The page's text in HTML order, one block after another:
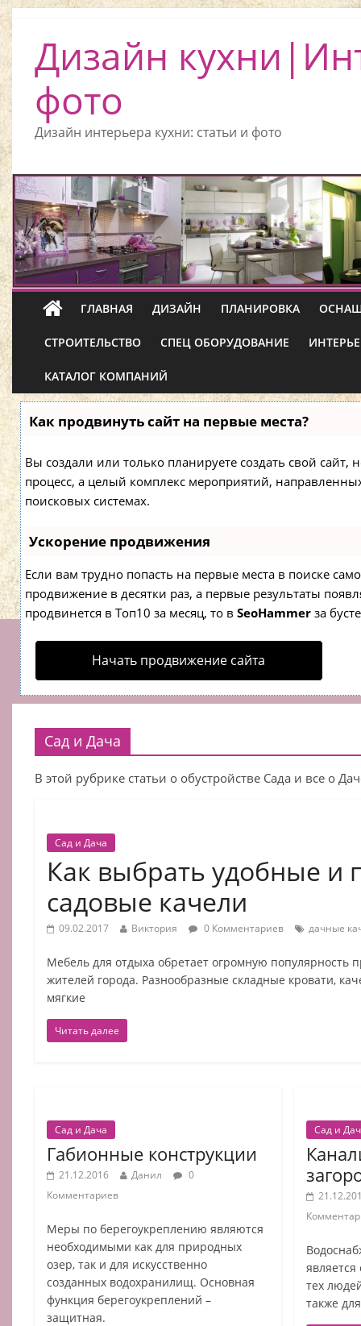
Дизайн
фото
Дизайн интерьера кухни: статьи и фото
ГЛАВНАЯ ДИЗАЙН ПЛАНИРОВКА
СТРОИТЕЛЬСТВО СПЕЦ ОБОРУДОВАНИЕ
КАТАЛОГ КОМПАНИЙ
Как продвинуть сайт на первые места?
Вы создали или только планируете создать свой сайт,
процесс, а целый комплекс мероприятий,
поисковых системах.
Ускорение продвижения
Если вам трудно попасть на первые места в поиске
продвижение в десятки раз, а первые результаты
продвинется в Топ10 за месяц, то в SeoHammerза
Начать продвижение сайта
Сад и Дача
В этой рубрике статьи о обустройстве Сада и все о
Сад и Дача
Как выбрать удобные и
садовые качели
09.02.2017 Виктория 0 Комментариев дачные
Мебель для отдыха обретает огромную популярность
жителей города. Разнообразные складные кровати,
мягкие
Читать далее
Сад и Дача
Габионные конструкции
21.12.2016 Данил
0
Комментариев
Меры по берегоукреплению являются
необходимыми как для природных
озер, так и для искусственно
созданных водохранилищ. Основная
функция берегоукреплений –
защитная.
Сад и
тех
также